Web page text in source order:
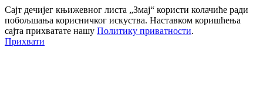
Сајт дечијег књижевног листа „Змај“ користи колачиће ради
побољшања корисничког искуства. Наставком коришћења
сајта прихватате нашу Политику приватности.
Прихвати